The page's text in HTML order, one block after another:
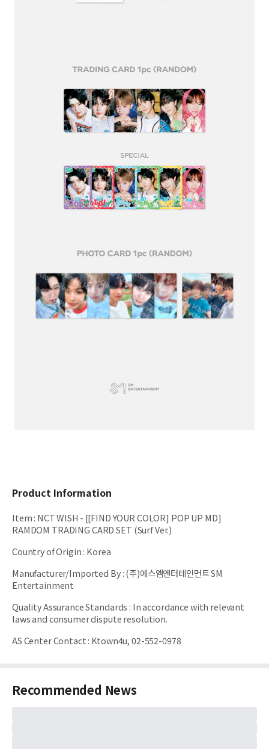
Product Information
Item: NCT WISH - [[FIND YOUR COLOR] POP UP MD]
RAMDOM TRADING CARD SET (Surf Ver.)
Country of Origin: Korea
Manufacturer/Imported By:(주)에스엠엔터테인먼트 SM
Entertainment
Quality Assurance Standards : In accordance with relevant
laws and consumer dispute resolution.
AS Center Contact: Ktown4u, 02-552-0978
Recommended News